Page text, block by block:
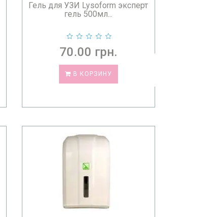
Гель для УЗИ Lysoform эксперт
гель 500мл...
70.00 грн.
В КОРЗИНУ